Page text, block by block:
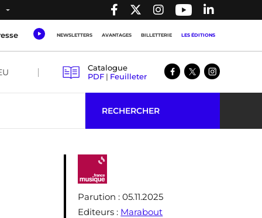
NEWSLETTERS AVANTAGES BILLETTERIE LES ÉDITIONS
Catalogue
PDF | Feuilleter
RECHERCHER
Parution : 05.11.2025
Editeurs : Marabout